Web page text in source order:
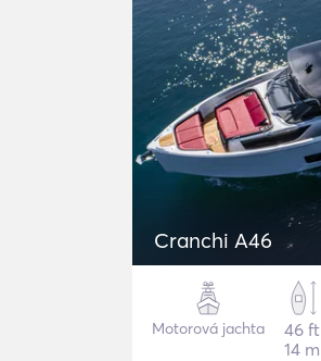
Cranchi A46
Motorová jachta
46 ft
14 m